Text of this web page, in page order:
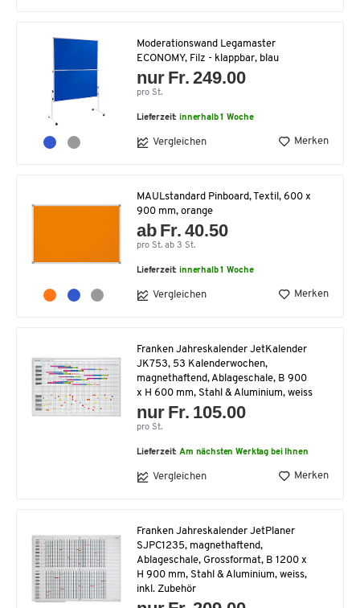
Moderationswand Legamaster
ECONOMY, Filz - klappbar, blau
nur Fr. 249.00
pro St.
Lieferzeit:innerhalb 1 Woche
Vergleichen Merken
MAULstandard Pinboard, Textil, 600 x
900 mm, orange
ab Fr. 40.50
pro St. ab 3 St.
Lieferzeit:innerhalb 1 Woche
Vergleichen Merken
Franken Jahreskalender JetKalender
JK753, 53 Kalenderwochen,
magnethaftend, Ablageschale, B 900
x H 600 mm, Stahl & Aluminium, weiss
nur Fr. 105.00
pro St.
Lieferzeit:Am nächsten Werktag bei Ihnen
Vergleichen Merken
Franken Jahreskalender JetPlaner
SJPC1235, magnethaftend,
Ablageschale, Grossformat, B 1200 x
H 900 mm, Stahl & Aluminium, weiss,
inkl. Zubehör